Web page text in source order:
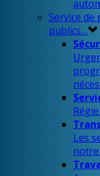
Service
publics…
Les